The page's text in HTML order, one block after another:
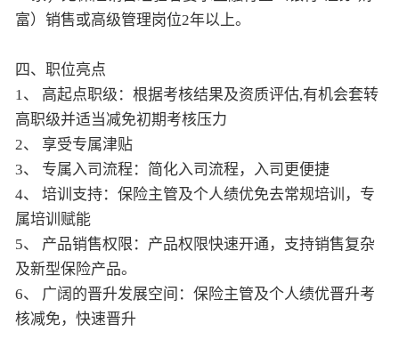
富）销售或高级管理岗位2年以上。
四、职位亮点
1、 高起点职级：根据考核结果及资质评估,有机会套转
高职级并适当减免初期考核压力
2、 享受专属津贴
3、 专属入司流程：简化入司流程，入司更便捷
4、 培训支持：保险主管及个人绩优免去常规培训，专
属培训赋能
5、 产品销售权限：产品权限快速开通，支持销售复杂
及新型保险产品。
6、 广阔的晋升发展空间：保险主管及个人绩优晋升考
核减免，快速晋升